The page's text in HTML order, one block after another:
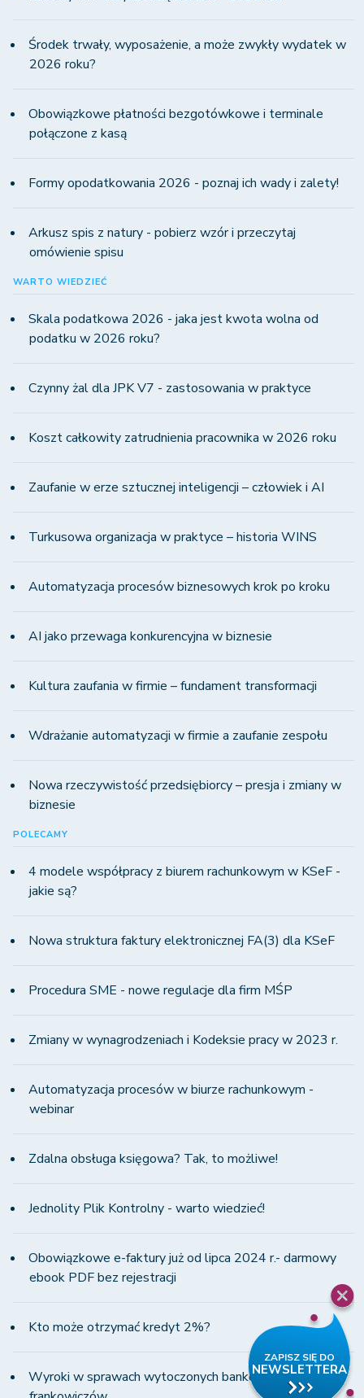
Środek trwały, wyposażenie, a może zwykły wydatek w
2026 roku?
Obowiązkowe płatności bezgotówkowe i terminale
połączone z kasą
Formy opodatkowania 2026 - poznaj ich wady i zalety!
Arkusz spis z natury - pobierz wzór i przeczytaj
omówienie spisu
WARTO WIEDZIEĆ
Skala podatkowa 2026 - jaka jest kwota wolna od
podatku w 2026 roku?
Czynny żal dla JPK V7 - zastosowania w praktyce
Koszt całkowity zatrudnienia pracownika w 2026 roku
Zaufanie w erze sztucznej inteligencji – człowiek i AI
Turkusowa organizacja w praktyce – historia WINS
Automatyzacja procesów biznesowych krok po kroku
AI jako przewaga konkurencyjna w biznesie
Kultura zaufania w firmie – fundament transformacji
Wdrażanie automatyzacji w firmie a zaufanie zespołu
Nowa rzeczywistość przedsiębiorcy – presja i zmiany w
biznesie
POLECAMY
4 modele współpracy z biurem rachunkowym w KSeF -
jakie są?
Nowa struktura faktury elektronicznej FA(3) dla KSeF
Procedura SME - nowe regulacje dla firm MŚP
Zmiany w wynagrodzeniach i Kodeksie pracy w 2023 r.
Automatyzacja procesów w biurze rachunkowym -
webinar
Zdalna obsługa księgowa? Tak, to możliwe!
Jednolity Plik Kontrolny - warto wiedzieć!
Obowiązkowe e-faktury już od lipca 2024 r.- darmowy
ebook PDF bez rejestracji
Kto może otrzymać kredyt 2%?
Wyroki w sprawach wytoczonych bankom przez